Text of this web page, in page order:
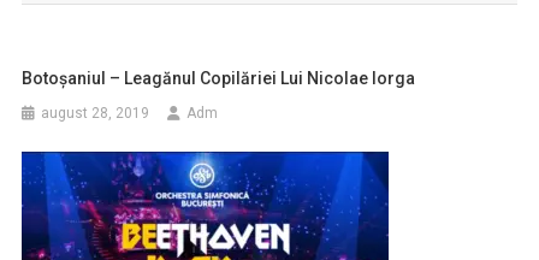
Botoșaniul – Leagănul Copilăriei Lui Nicolae Iorga
august 28, 2019 Adm